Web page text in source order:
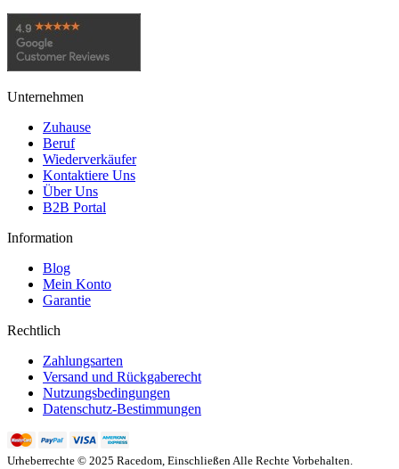
Unternehmen
Zuhause
Beruf
Wiederverkäufer
Kontaktiere Uns
Über Uns
B2B Portal
Information
Blog
Mein Konto
Garantie
Rechtlich
Zahlungsarten
Versand und Rückgaberecht
Nutzungsbedingungen
Datenschutz-Bestimmungen
Urheberrechte © 2025 Racedom, Einschließen Alle Rechte Vorbehalten.